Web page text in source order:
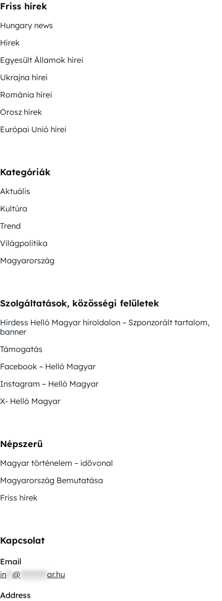
Friss hírek
Hungary news
Hírek
Egyesült Államok hírei
Ukrajna hírei
Románia hírei
Orosz hírek
Európai Unió hírei
Kategóriák
Aktuális
Kultúra
Trend
Világpolitika
Magyarország
Szolgáltatások, közösségi felületek
Hirdess Helló Magyar híroldalon – Szponzorált tartalom,
banner
Támogatás
Facebook – Helló Magyar
Instagram – Helló Magyar
X- Helló Magyar
Népszerű
Magyar történelem – idővonal
Magyarország Bemutatása
Friss hírek
Kapcsolat
Email
in @ ar.hu
Address